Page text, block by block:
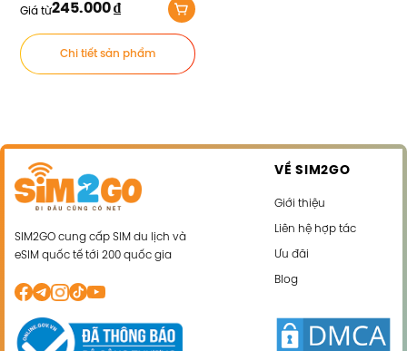
Giá từ245.000₫
Chi tiết sản phẩm
SIM2GO cung cấp SIM du lịch và
eSIM quốc tế tới 200 quốc gia
VỀ SIM2GO
Giới thiệu
Liên hệ hợp tác
Ưu đãi
Blog